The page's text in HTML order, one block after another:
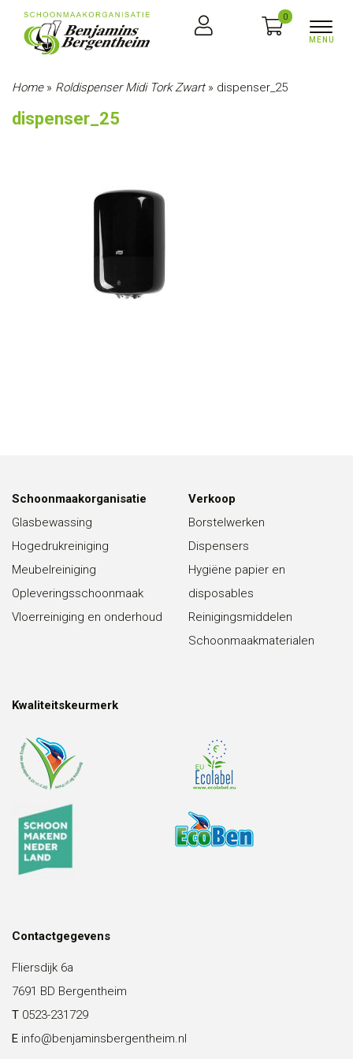
0
Home» Roldispenser Midi Tork Zwart» dispenser_25
dispenser_25
Schoonmaakorganisatie
Glasbewassing
Hogedrukreiniging
Meubelreiniging
Opleveringsschoonmaak
Vloerreiniging en onderhoud
Verkoop
Borstelwerken
Dispensers
Hygiëne papier en
disposables
Reinigingsmiddelen
Schoonmaakmaterialen
Kwaliteitskeurmerk
Contactgegevens
Fliersdijk 6a
7691 BD Bergentheim
T 0523-231729
E info@benjaminsbergentheim.nl